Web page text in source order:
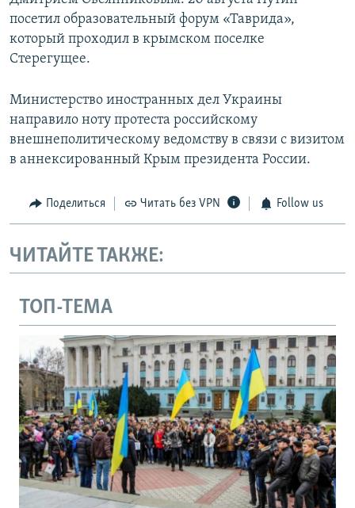
посетил образовательный форум «Таврида»,
который проходил в крымском поселке
Стерегущее.
Министерство иностранных дел Украины
направило ноту протеста российскому
внешнеполитическому ведомству в связи с визитом
в аннексированный Крым президента России.
Поделиться Читать без VPN Follow us
ЧИТАЙТЕ ТАКЖЕ:
ТОП-ТЕМА